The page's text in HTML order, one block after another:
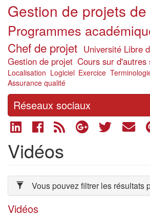
Gestion de projets
Programmes
Chef de projet Université Libre
Gestion de projet Cours sur d'autres
Localisation Logiciel Exercice
Assurance qualité
Réseaux sociaux
Vidéos
Vous pouvez filtrer les résultats
Vidéos